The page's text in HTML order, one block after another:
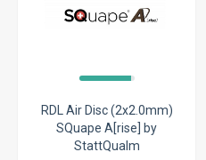
RDL Air Disc (2x2.0mm)
SQuape A[rise] by
StattQualm